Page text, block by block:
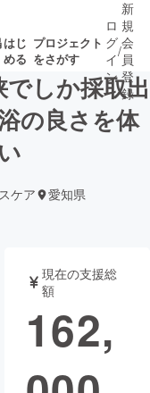
はじ
める
プロジェクト
をさがす
が近いプ
書籍・雑誌
チャレンジ
ロ
グ
イ
ン
/
新
規
会
員
登
録
しか採取出
の良さを体
ケア 愛知県
現在の支援総
額
162,